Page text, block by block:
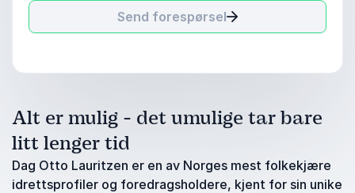
Send forespørsel
Alt er mulig - det umulige tar bare
litt lenger tid
Dag Otto Lauritzen er en av Norges mest folkekjære
idrettsprofiler og foredragsholdere, kjent for sin unike